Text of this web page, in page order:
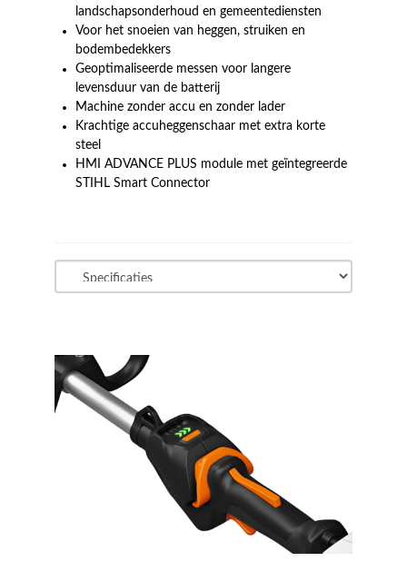
landschapsonderhoud en gemeentediensten
Voor het snoeien van heggen, struiken en
bodembedekkers
Geoptimaliseerde messen voor langere
levensduur van de batterij
Machine zonder accu en zonder lader
Krachtige accuheggenschaar met extra korte
steel
HMI ADVANCE PLUS module met geïntegreerde
STIHL Smart Connector